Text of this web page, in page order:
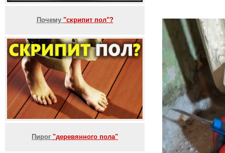
Почему "скрипит пол"?
Пирог "деревянного пола"